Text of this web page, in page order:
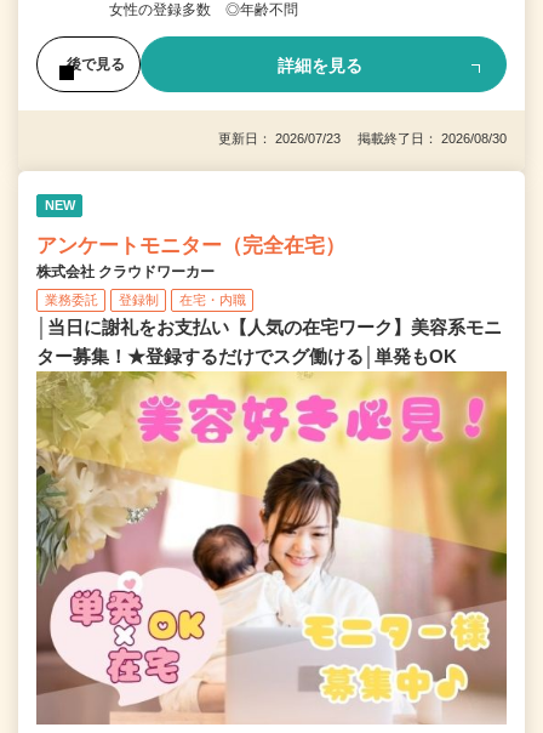
女性の登録多数 ◎年齢不問
後で見る 詳細を見る
更新日： 2026/07/23 掲載終了日： 2026/08/30
NEW
アンケートモニター（完全在宅）
株式会社 クラウドワーカー
業務委託 登録制 在宅・内職
│当日に謝礼をお支払い【人気の在宅ワーク】美容系モニ
ター募集！★登録するだけでスグ働ける│単発もOK